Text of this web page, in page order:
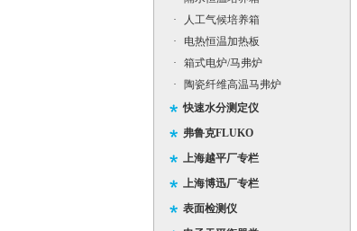
·
人工气候培养箱
·
电热恒温加热板
·
箱式电炉/马弗炉
·
陶瓷纤维高温马弗炉
快速水分测定仪
弗鲁克FLUKO
上海越平厂专栏
上海博迅厂专栏
表面检测仪